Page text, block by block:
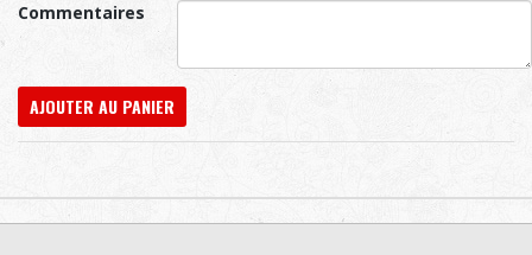
Commentaires
AJOUTER AU PANIER